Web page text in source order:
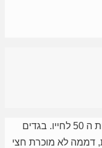
מרצדס S class בצבע שמפנייה בוהקת ביופיה חנתה במקום השמור רק לכבודה. הדלת נפתחה גבר גבוה מבנה גוף שרירי יחסית לגיל ולתקופה יצא מהרכב. הערכתי שהוא סביב שנות ה 50 לחייו. בגדים
דממה לא מוכרת חצי